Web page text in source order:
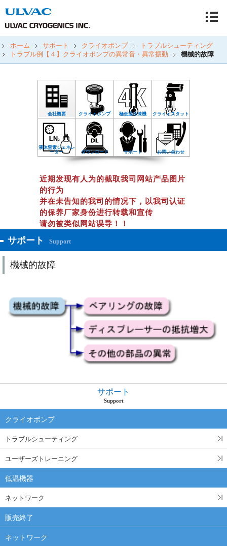
ホーム サポート クライオポンプ
トラブルシューティング
トラブル例【４】クライオポンプの異常音・異常振動
機械的故障
会社概要 クライオポンプ 極低温冷凍機 クライオスタット
液体窒素ジェネレ
ーター
ダウンロード サポート お問い合わせ
近期发现有人为的截取我司网站产品图片
的行为
并在未告知的我司的情况下，以我司认证
的保养厂家身份进行转载和宣传
请勿被类似网站误导！！
サポート
Support
クライオポンプ
トラブルシューティング
ユーザーズトレーニング
低温機器
ネットワーク
販売終了
ネットワーク
サポート Support
機械的故障